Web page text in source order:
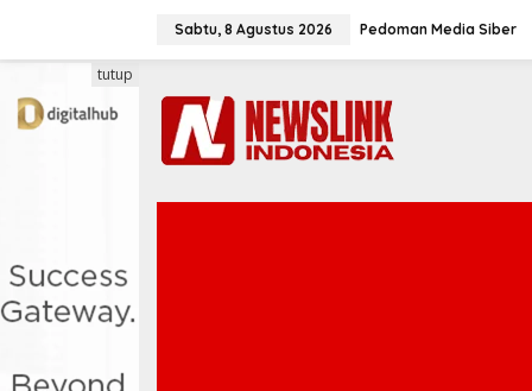
Sabtu, 8 Agustus 2026 Pedoman Media Siber
tutup